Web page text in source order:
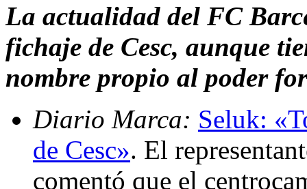
La actualidad del FC
fichaje de Cesc, aunque
nombre propio al poder
Diario Marca: Seluk:
de Cesc». El
comentó que el